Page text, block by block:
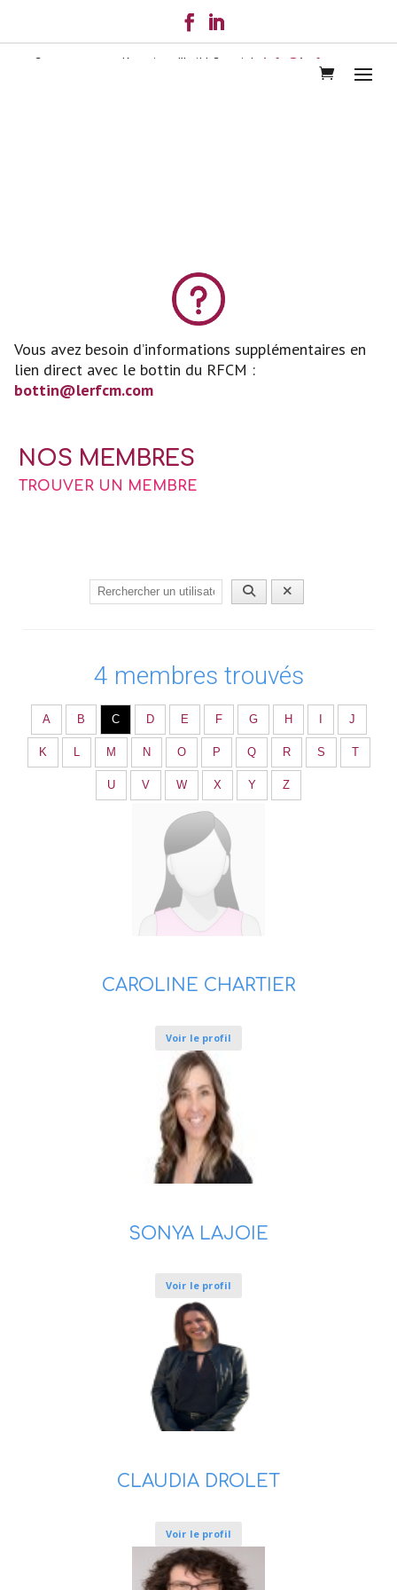
Contactez-nous dès aujourd’hui! | Courriel : info@lerfcm.com
Vous avez besoin d’informations supplémentaires en
lien direct avec le bottin du RFCM :
bottin@lerfcm.com
NOS MEMBRES
TROUVER UN MEMBRE
4 membres trouvés
A B C D E F G H I J
K L M N O P Q R S T
U V W X Y Z
CAROLINE CHARTIER
Voir le profil
SONYA LAJOIE
Voir le profil
CLAUDIA DROLET
Voir le profil